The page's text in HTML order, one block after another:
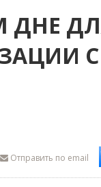
ДНЕ
С
Отправить по email